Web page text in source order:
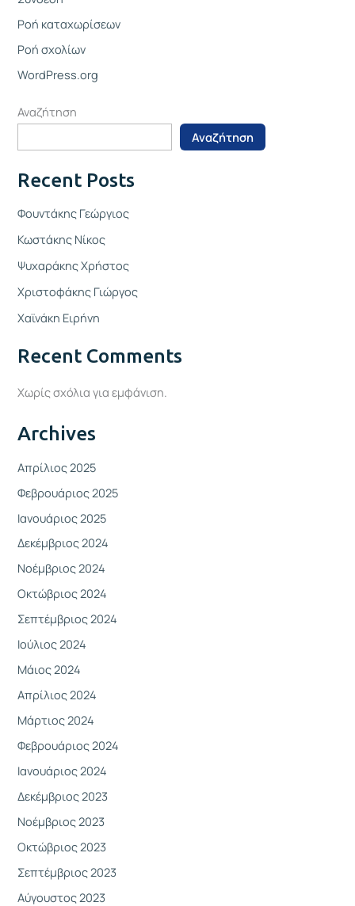
Ροή καταχωρίσεων
Ροή σχολίων
WordPress.org
Αναζήτηση
Αναζήτηση
Recent Posts
Φουντάκης Γεώργιος
Κωστάκης Νίκος
Ψυχαράκης Χρήστος
Χριστοφάκης Γιώργος
Χαϊνάκη Ειρήνη
Recent Comments
Χωρίς σχόλια για εμφάνιση.
Archives
Απρίλιος 2025
Φεβρουάριος 2025
Ιανουάριος 2025
Δεκέμβριος 2024
Νοέμβριος 2024
Οκτώβριος 2024
Σεπτέμβριος 2024
Ιούλιος 2024
Μάιος 2024
Απρίλιος 2024
Μάρτιος 2024
Φεβρουάριος 2024
Ιανουάριος 2024
Δεκέμβριος 2023
Νοέμβριος 2023
Οκτώβριος 2023
Σεπτέμβριος 2023
Αύγουστος 2023